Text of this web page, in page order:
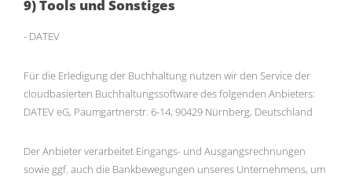
9) Tools und Sonstiges
- DATEV
Für die Erledigung der Buchhaltung nutzen wir den Service der
cloudbasierten Buchhaltungssoftware des folgenden Anbieters:
DATEV eG, Paumgartnerstr. 6-14, 90429 Nürnberg, Deutschland
Der Anbieter verarbeitet Eingangs- und Ausgangsrechnungen
sowie ggf. auch die Bankbewegungen unseres Unternehmens, um